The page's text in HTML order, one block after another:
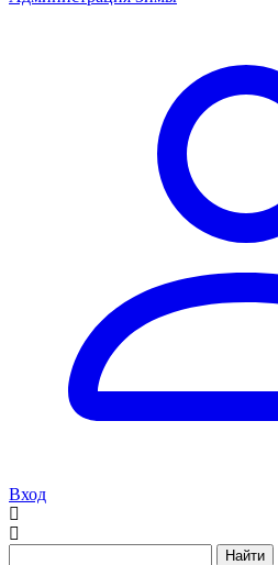
Вход
Найти